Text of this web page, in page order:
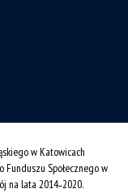
w Katowicach
Funduszu Społecznego w
na lata 2014˗2020.